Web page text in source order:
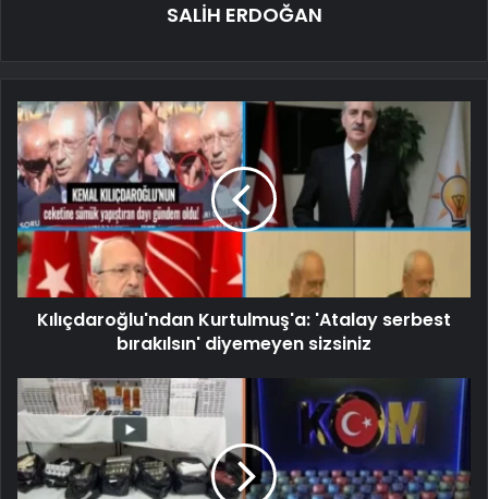
SALİH ERDOĞAN
Kılıçdaroğlu'ndan Kurtulmuş'a: 'Atalay serbest
bırakılsın' diyemeyen sizsiniz